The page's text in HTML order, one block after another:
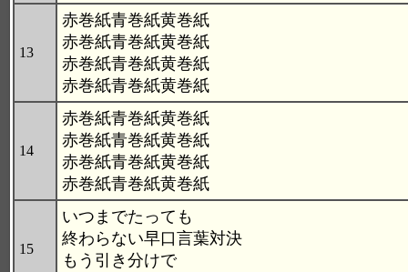
13
赤巻紙青巻紙黄巻紙
赤巻紙青巻紙黄巻紙
赤巻紙青巻紙黄巻紙
赤巻紙青巻紙黄巻紙
14
赤巻紙青巻紙黄巻紙
赤巻紙青巻紙黄巻紙
赤巻紙青巻紙黄巻紙
赤巻紙青巻紙黄巻紙
15
いつまでたっても
終わらない早口言葉対決
もう引き分けで